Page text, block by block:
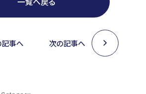
記事へ 次の記事へ